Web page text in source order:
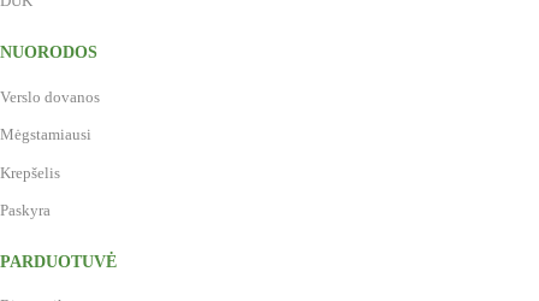
NUORODOS
Verslo dovanos
Mėgstamiausi
Krepšelis
Paskyra
PARDUOTUVĖ